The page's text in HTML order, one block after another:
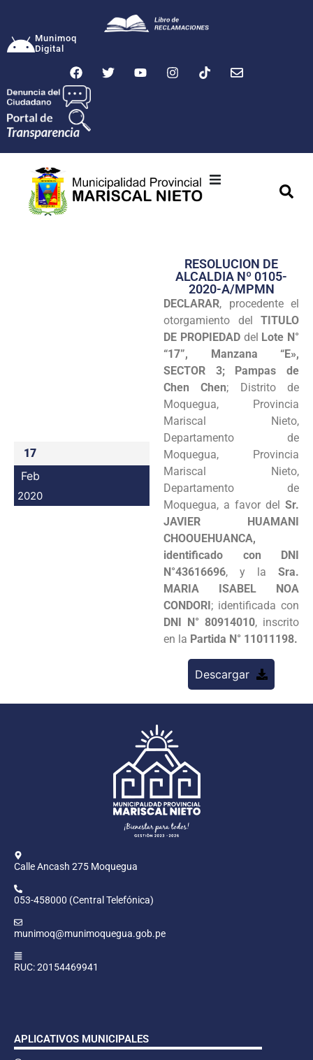
Munimoq
Digital
Transparencia
Seguridad
Programas
Intranet
17
Feb
2020
RESOLUCION DE
ALCALDIA Nº 0105-
2020-A/MPMN
DECLARAR, procedente el
otorgamiento del TITULO
DE PROPIEDADdel Lote N°
“17”, Manzana “E»,
SECTOR 3; Pampas de
Chen Chen; Distrito de
Moquegua, Provincia
Mariscal Nieto,
Departamento de
Moquegua, Provincia
Mariscal Nieto,
Departamento de
Moquegua, a favor del Sr.
JAVIER HUAMANI
CHOOUEHUANCA,
identificado con DNI
N°43616696, y la Sra.
MARIA ISABEL NOA
CONDORI; identificada con
DNI N° 80914010, inscrito
en la Partida N° 11011198.
Descargar
Calle Ancash 275 Moquegua
053-458000 (Central Telefónica)
munimoq@munimoquegua.gob.pe
RUC: 20154469941
APLICATIVOS MUNICIPALES